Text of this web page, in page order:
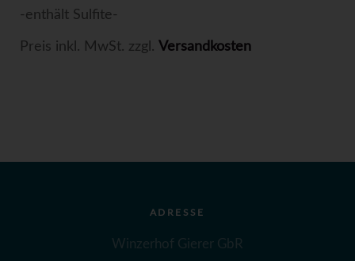
-enthält Sulfite-
Preis inkl. MwSt. zzgl. Versandkosten
ADRESSE
Winzerhof Gierer GbR